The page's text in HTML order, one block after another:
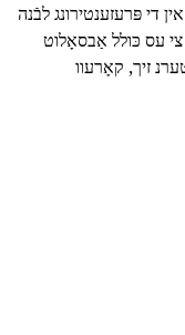
די פּרעזענטירונג לבֿנה
עס כּולל אַבסאָלוט
זיך, קאָרעוו